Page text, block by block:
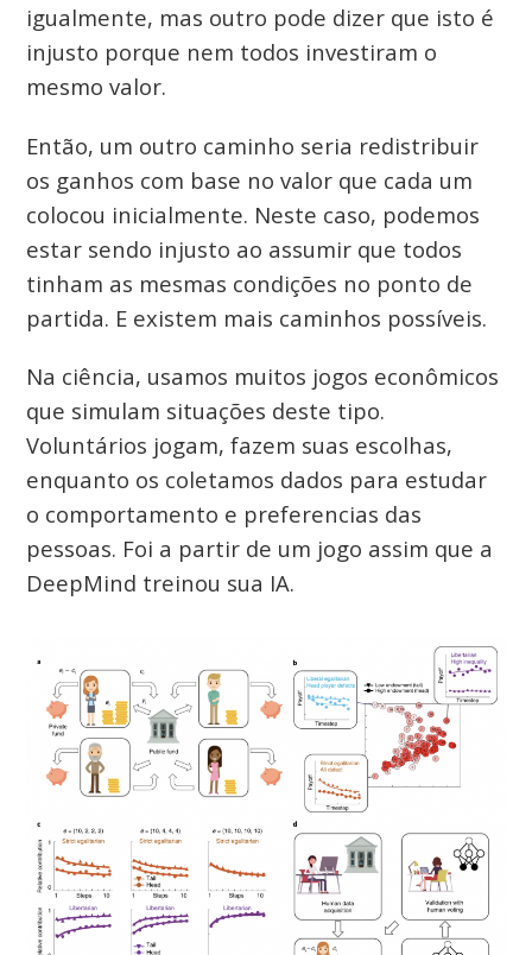
igualmente, mas outro pode dizer que isto é
injusto porque nem todos investiram o
mesmo valor.
Então, um outro caminho seria redistribuir
os ganhos com base no valor que cada um
colocou inicialmente. Neste caso, podemos
estar sendo injusto ao assumir que todos
tinham as mesmas condições no ponto de
partida. E existem mais caminhos possíveis.
Na ciência, usamos muitos jogos econômicos
que simulam situações deste tipo.
Voluntários jogam, fazem suas escolhas,
enquanto os coletamos dados para estudar
o comportamento e preferencias das
pessoas. Foi a partir de um jogo assim que a
DeepMind treinou sua IA.